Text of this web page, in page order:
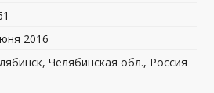
2016
Челябинская обл., Россия